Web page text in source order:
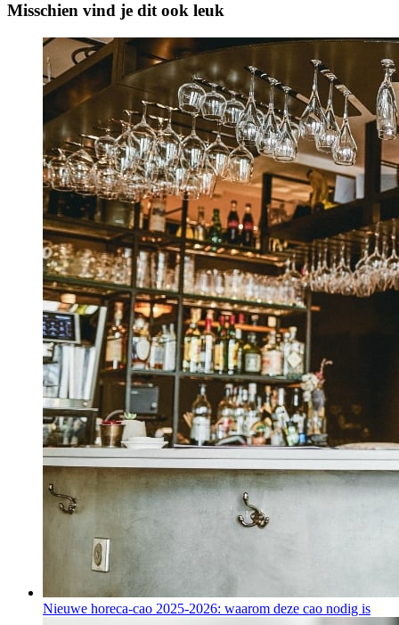
Misschien vind je dit ook leuk
Nieuwe horeca-cao 2025-2026: waarom deze cao nodig is